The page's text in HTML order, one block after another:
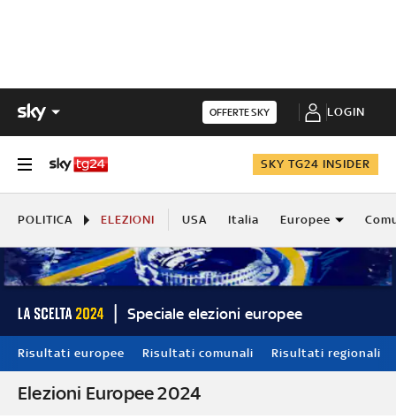
OFFERTE SKY LOGIN
SKY TG24 INSIDER
POLITICA ELEZIONI USA Italia Europee
Speciale elezioni europee
Risultati europee Risultati comunali Risultati regionali
Elezioni Europee 2024